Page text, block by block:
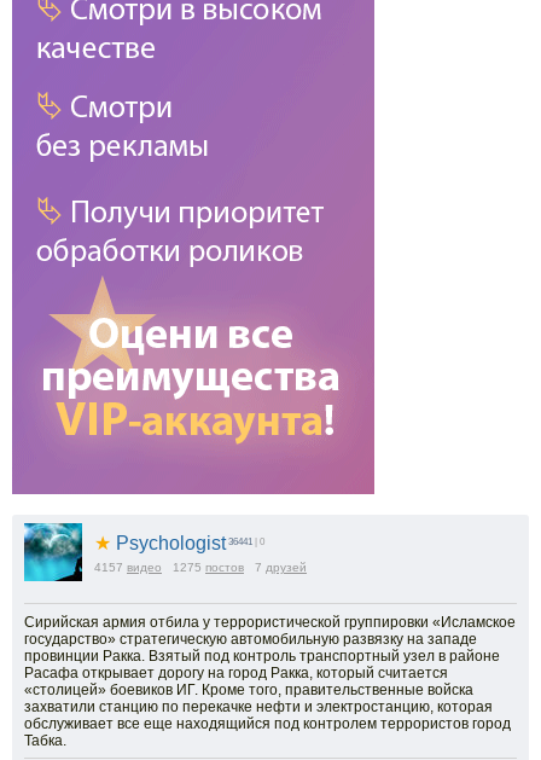
★ Psychologist 36441 | 0
4157 видео 1275 постов 7 друзей
Сирийская армия отбила у террористической группировки «Исламское
государство» стратегическую автомобильную развязку на западе
провинции Ракка. Взятый под контроль транспортный узел в районе
Расафа открывает дорогу на город Ракка, который считается
«столицей» боевиков ИГ. Кроме того, правительственные войска
захватили станцию по перекачке нефти и электростанцию, которая
обслуживает все еще находящийся под контролем террористов город
Табка.